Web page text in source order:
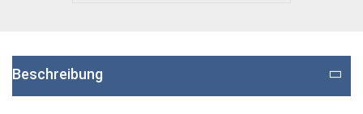
Beschreibung